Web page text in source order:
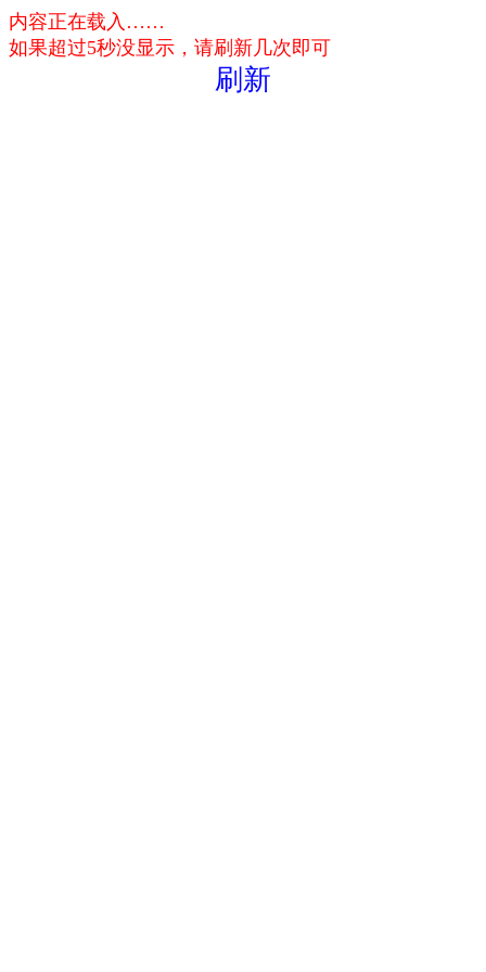
内容正在载入……
如果超过5秒没显示，请刷新几次即可
刷新